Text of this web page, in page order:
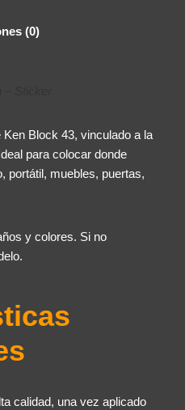
(0)
Block 43, vinculado a la
para colocar donde
portátil, muebles, puertas,
y colores. Si no
calidad, una vez aplicado